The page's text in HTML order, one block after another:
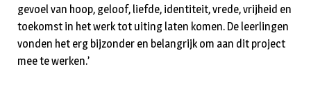
gevoel van hoop, geloof, liefde, identiteit, vrede, vrijheid en
toekomst in het werk tot uiting laten komen. De leerlingen
vonden het erg bijzonder en belangrijk om aan dit project
mee te werken.’